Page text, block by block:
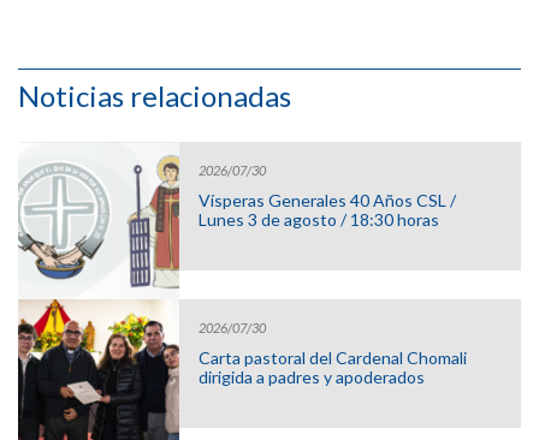
Noticias relacionadas
2026/07/30
Vísperas Generales 40 Años CSL /
Lunes 3 de agosto / 18:30 horas
2026/07/30
Carta pastoral del Cardenal Chomali
dirigida a padres y apoderados